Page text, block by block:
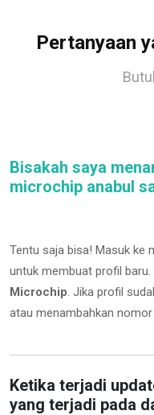
Pertanyaan
Bisakah saya
microchip anabul
Tentu saja bisa! Masuk ke
untuk membuat profil
Microchip. Jika profil
atau menambahkan
Ketika terjadi
yang terjadi pada